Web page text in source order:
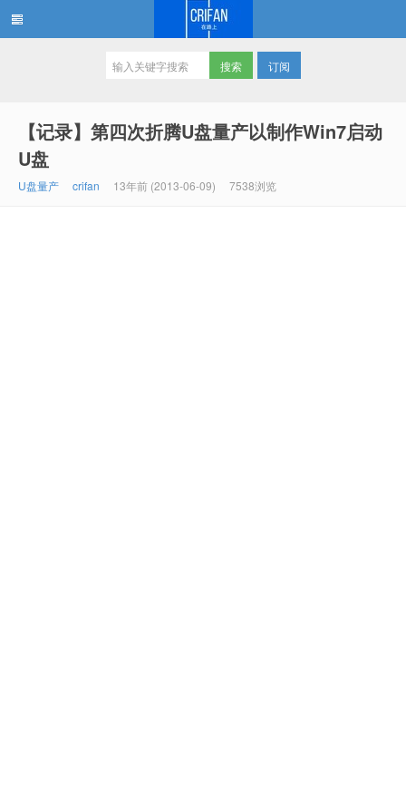
订阅
【记录】第四次折腾U盘量产以制作Win7启动
U盘
U盘量产 crifan 13年前 (2013-06-09) 7538浏览